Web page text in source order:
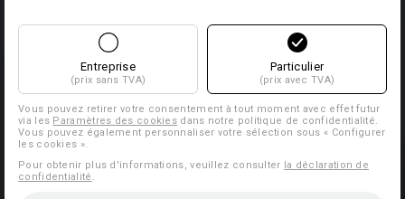
Entreprise
(prix sans TVA)
Particulier
(prix avec TVA)
Vous pouvez retirer votre consentement à tout moment avec effet futur
via les Paramètres des cookies dans notre politique de confidentialité.
Vous pouvez également personnaliser votre sélection sous « Configurer
les cookies ».
Pour obtenir plus d'informations, veuillez consulter la déclaration de
confidentialité